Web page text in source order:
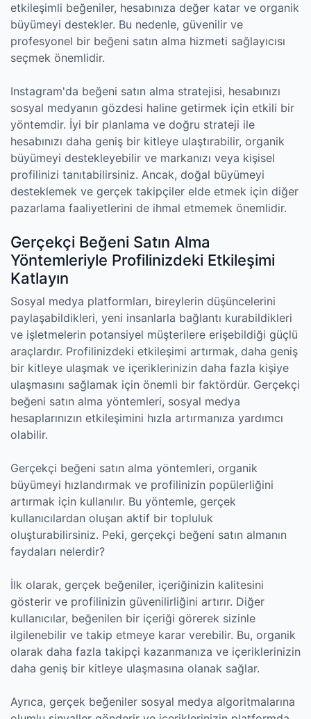
etkileşimli beğeniler, hesabınıza değer katar ve organik
büyümeyi destekler. Bu nedenle, güvenilir ve
profesyonel bir beğeni satın alma hizmeti sağlayıcısı
seçmek önemlidir.
Instagram'da beğeni satın alma stratejisi, hesabınızı
sosyal medyanın gözdesi haline getirmek için etkili bir
yöntemdir. İyi bir planlama ve doğru strateji ile
hesabınızı daha geniş bir kitleye ulaştırabilir, organik
büyümeyi destekleyebilir ve markanızı veya kişisel
profilinizi tanıtabilirsiniz. Ancak, doğal büyümeyi
desteklemek ve gerçek takipçiler elde etmek için diğer
pazarlama faaliyetlerini de ihmal etmemek önemlidir.
Gerçekçi Beğeni Satın Alma
Yöntemleriyle Profilinizdeki Etkileşimi
Katlayın
Sosyal medya platformları, bireylerin düşüncelerini
paylaşabildikleri, yeni insanlarla bağlantı kurabildikleri
ve işletmelerin potansiyel müşterilere erişebildiği güçlü
araçlardır. Profilinizdeki etkileşimi artırmak, daha geniş
bir kitleye ulaşmak ve içeriklerinizin daha fazla kişiye
ulaşmasını sağlamak için önemli bir faktördür. Gerçekçi
beğeni satın alma yöntemleri, sosyal medya
hesaplarınızın etkileşimini hızla artırmanıza yardımcı
olabilir.
Gerçekçi beğeni satın alma yöntemleri, organik
büyümeyi hızlandırmak ve profilinizin popülerliğini
artırmak için kullanılır. Bu yöntemle, gerçek
kullanıcılardan oluşan aktif bir topluluk
oluşturabilirsiniz. Peki, gerçekçi beğeni satın almanın
faydaları nelerdir?
İlk olarak, gerçek beğeniler, içeriğinizin kalitesini
gösterir ve profilinizin güvenilirliğini artırır. Diğer
kullanıcılar, beğenilen bir içeriği görerek sizinle
ilgilenebilir ve takip etmeye karar verebilir. Bu, organik
olarak daha fazla takipçi kazanmanıza ve içeriklerinizin
daha geniş bir kitleye ulaşmasına olanak sağlar.
Ayrıca, gerçek beğeniler sosyal medya algoritmalarına